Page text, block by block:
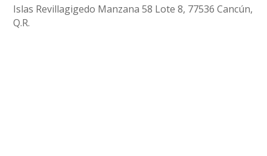
Islas Revillagigedo Manzana 58 Lote 8, 77536 Cancún,
Q.R.